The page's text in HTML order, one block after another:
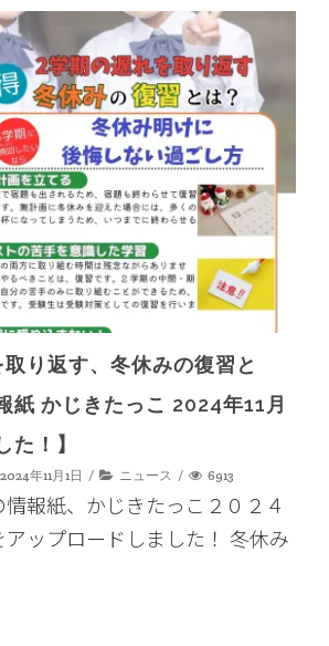
り返す、冬休みの復習と
紙 かじきたっこ 2024年11月
た！】
2024年11月1日 ニュース 6913
報紙、かじきたっこ２０２４
ップロードしました！ 冬休み